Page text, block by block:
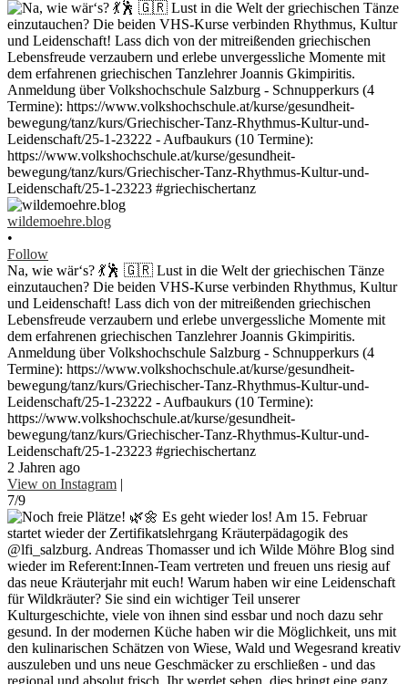
wildemoehre.blog
•
Follow
Na, wie wär‘s? 💃🕺 🇬🇷 Lust in die Welt der griechischen Tänze
einzutauchen? Die beiden VHS-Kurse verbinden Rhythmus, Kultur
und Leidenschaft! Lass dich von der mitreißenden griechischen
Lebensfreude verzaubern und erlebe unvergessliche Momente mit
dem erfahrenen griechischen Tanzlehrer Joannis Gkimpiritis.
Anmeldung über Volkshochschule Salzburg - Schnupperkurs (4
Termine): https://www.volkshochschule.at/kurse/gesundheit-
bewegung/tanz/kurs/Griechischer-Tanz-Rhythmus-Kultur-und-
Leidenschaft/25-1-23222 - Aufbaukurs (10 Termine):
https://www.volkshochschule.at/kurse/gesundheit-
bewegung/tanz/kurs/Griechischer-Tanz-Rhythmus-Kultur-und-
Leidenschaft/25-1-23223 #griechischertanz
2 Jahren ago
View on Instagram |
7/9